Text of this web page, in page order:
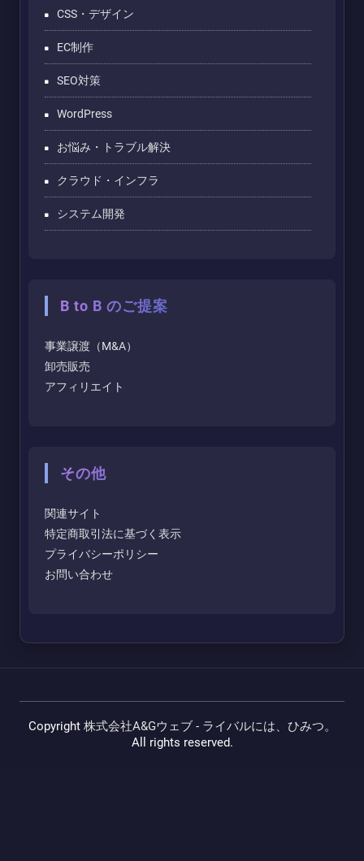
CSS・デザイン
EC制作
SEO対策
WordPress
お悩み・トラブル解決
クラウド・インフラ
システム開発
B to B のご提案
事業譲渡（M&A）
卸売販売
アフィリエイト
その他
関連サイト
特定商取引法に基づく表示
プライバシーポリシー
お問い合わせ
Copyright 株式会社A&Gウェブ - ライバルには、ひみつ。
All rights reserved.